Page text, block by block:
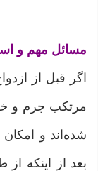
مسائل مهم و
اگر قبل از
مرتكب جرم و
شده‌اند و
بعد از اینكه